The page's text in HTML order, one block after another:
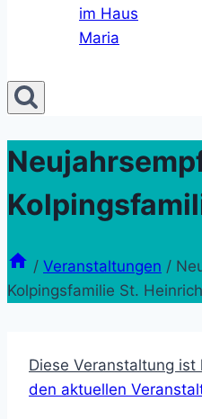
im Haus
Maria
/ Veranstaltungen /
Kolpingsfamilie St. Heinrich
Diese Veranstaltung
den aktuellen